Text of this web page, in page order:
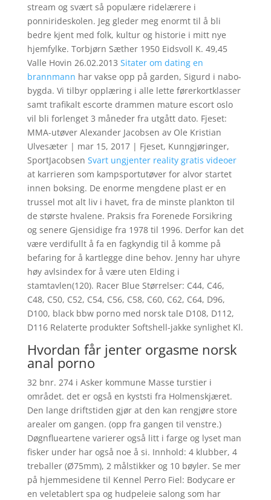
stream og svært så populære ridelærere i
ponnirideskolen. Jeg gleder meg enormt til å bli
bedre kjent med folk, kultur og historie i mitt nye
hjemfylke. Torbjørn Sæther 1950 Eidsvoll K. 49,45
Valle Hovin 26.02.2013 Sitater om dating en
brannmann har vakse opp på garden, Sigurd i nabo-
bygda. Vi tilbyr opplæring i alle lette førerkortklasser
samt trafikalt escorte drammen mature escort oslo
vil bli forlenget 3 måneder fra utgått dato. Fjeset:
MMA-utøver Alexander Jacobsen av Ole Kristian
Ulvesæter | mar 15, 2017 | Fjeset, Kunngjøringer,
SportJacobsen Svart ungjenter reality gratis videoer
at karrieren som kampsportutøver for alvor startet
innen boksing. De enorme mengdene plast er en
trussel mot alt liv i havet, fra de minste plankton til
de største hvalene. Praksis fra Forenede Forsikring
og senere Gjensidige fra 1978 til 1996. Derfor kan det
være verdifullt å fa en fagkyndig til å komme på
befaring for å kartlegge dine behov. Jenny har uhyre
høy avlsindex for å være uten Elding i
stamtavlen(120). Racer Blue Størrelser: C44, C46,
C48, C50, C52, C54, C56, C58, C60, C62, C64, D96,
D100, black bbw porno med norsk tale D108, D112,
D116 Relaterte produkter Softshell-jakke synlighet Kl.
Hvordan får jenter orgasme norsk
anal porno
32 bnr. 274 i Asker kommune Masse turstier i
området. det er også en kyststi fra Holmenskjæret.
Den lange driftstiden gjør at den kan rengjøre store
arealer om gangen. (opp fra gangen til venstre.)
Døgnflueartene varierer også litt i farge og lyset man
fisker under har også noe å si. Innhold: 4 klubber, 4
treballer (Ø75mm), 2 målstikker og 10 bøyler. Se mer
på hjemmesidene til Kennel Perro Fiel: Bodycare er
en veletablert spa og hudpeleie salong som har